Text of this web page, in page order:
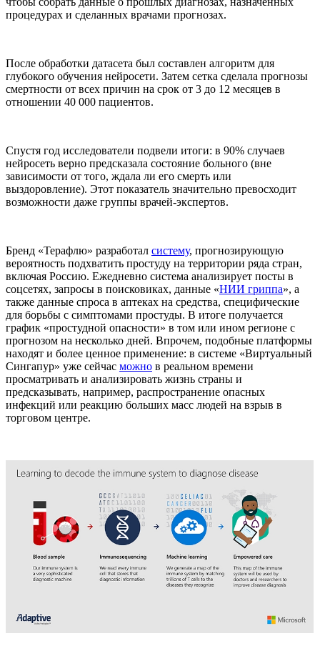
процедурах и сделанных врачами прогнозах.
После обработки датасета был составлен алгоритм для
глубокого обучения нейросети. Затем сетка сделала прогнозы
смертности от всех причин на срок от 3 до 12 месяцев в
отношении 40 000 пациентов.
Спустя год исследователи подвели итоги: в 90% случаев
нейросеть верно предсказала состояние больного (вне
зависимости от того, ждала ли его смерть или
выздоровление). Этот показатель значительно превосходит
возможности даже группы врачей-экспертов.
Бренд «Терафлю» разработал систему, прогнозирующую
вероятность подхватить простуду на территории ряда стран,
включая Россию. Ежедневно система анализирует посты в
соцсетях, запросы в поисковиках, данные «НИИ гриппа», а
также данные спроса в аптеках на средства, специфические
для борьбы с симптомами простуды. В итоге получается
график «простудной опасности» в том или ином регионе с
прогнозом на несколько дней. Впрочем, подобные платформы
находят и более ценное применение: в системе «Виртуальный
Сингапур» уже сейчас можно в реальном времени
просматривать и анализировать жизнь страны и
предсказывать, например, распространение опасных
инфекций или реакцию больших масс людей на взрыв в
торговом центре.